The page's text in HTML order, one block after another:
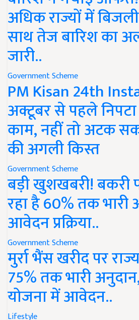
अधिक राज्यों में
साथ तेज बारिश का
जारी..
Government Scheme
PM Kisan 24th
अक्टूबर से पहले
काम, नहीं तो अटक
की अगली किस्त
Government Scheme
बड़ी खुशखबरी! बकरी
रहा है 60% तक भारी
आवेदन प्रक्रिया..
Government Scheme
मुर्रा भैंस खरीद पर
75% तक भारी
योजना में आवेदन..
Lifestyle